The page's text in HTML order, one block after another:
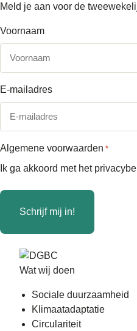
Meld je aan voor de
Voornaam
E-mailadres
Algemene voorwaarden *
Ik ga akkoord met het
Schrijf mij in!
Wat wij doen
Sociale duurzaamheid
Klimaatadaptatie
Circulariteit